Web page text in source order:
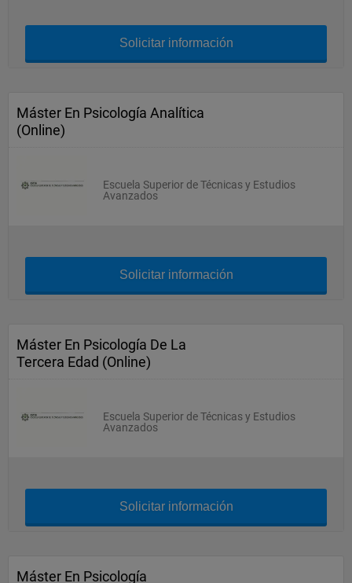
Solicitar información
Máster En Psicología Analítica
(Online)
Escuela Superior de Técnicas y Estudios
Avanzados
Solicitar información
Máster En Psicología De La
Tercera Edad (Online)
Escuela Superior de Técnicas y Estudios
Avanzados
Solicitar información
Máster En Psicología